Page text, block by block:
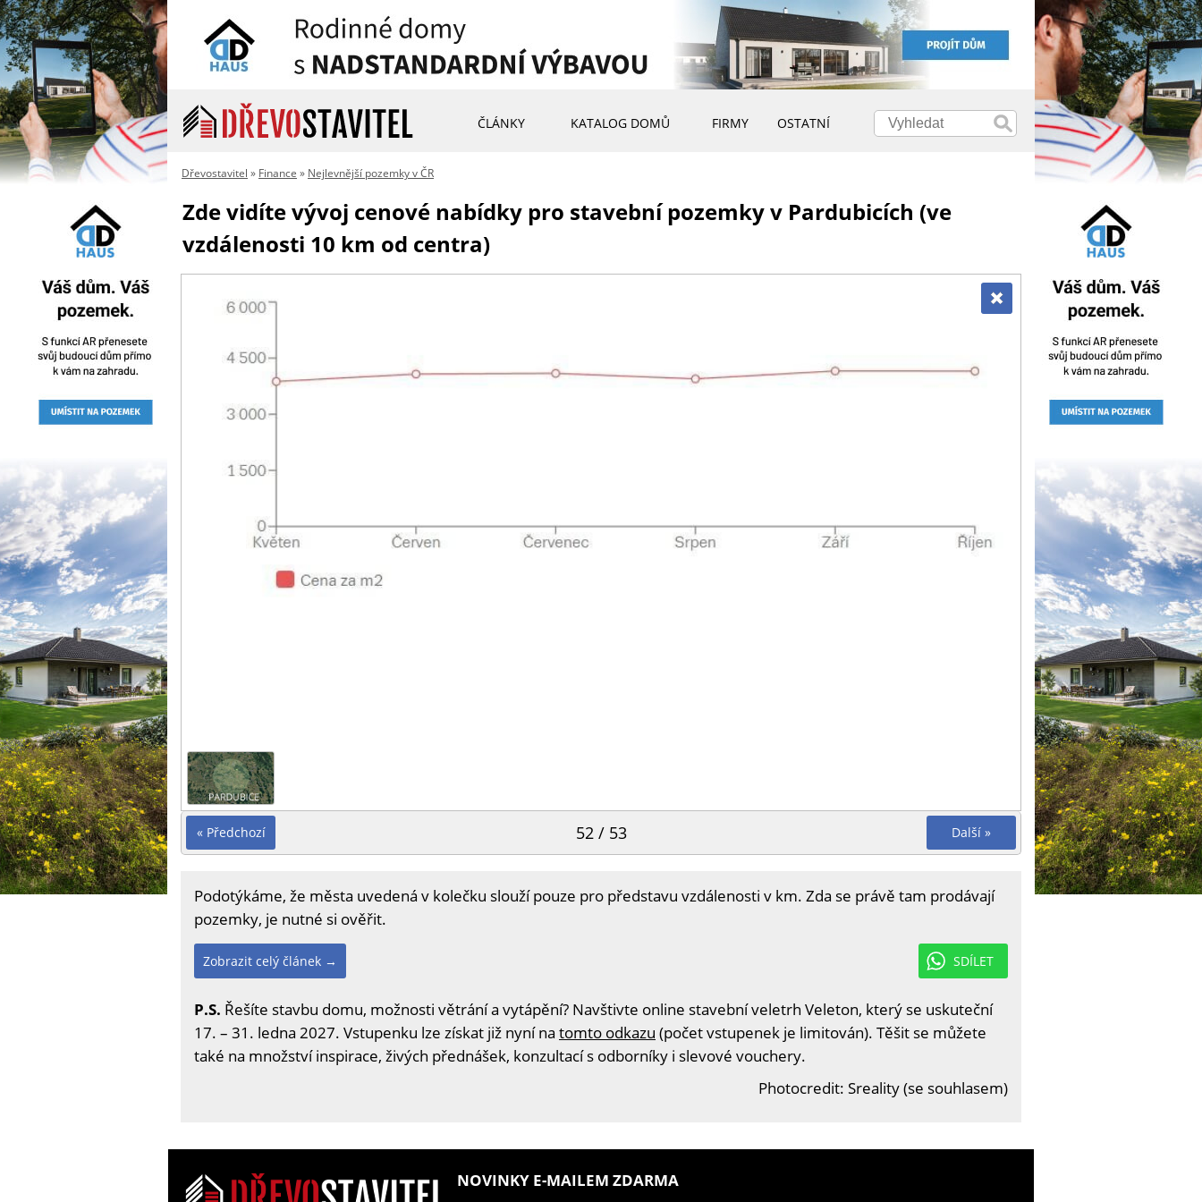
ČLÁNKY KATALOG DOMŮ FIRMY OSTATNÍ
Dřevostavitel » Finance » Nejlevnější pozemky v ČR
Zde vidíte vývoj cenové nabídky pro stavební pozemky v Pardubicích (ve
vzdálenosti 10 km od centra)
« Předchozí Další »
52 / 53
Podotýkáme, že města uvedená v kolečku slouží pouze pro představu vzdálenosti v km. Zda se právě tam prodávají
pozemky, je nutné si ověřit.
SDÍLET
Zobrazit celý článek →
P.S. Řešíte stavbu domu, možnosti větrání a vytápění? Navštivte online stavební veletrh Veleton, který se uskuteční
17. – 31. ledna 2027. Vstupenku lze získat již nyní na tomto odkazu (počet vstupenek je limitován). Těšit se můžete
také na množství inspirace, živých přednášek, konzultací s odborníky i slevové vouchery.
Photocredit: Sreality (se souhlasem)
NOVINKY E-MAILEM ZDARMA